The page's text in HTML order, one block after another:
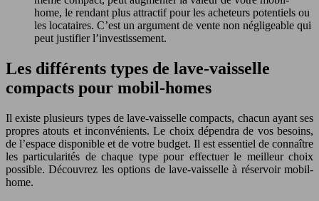
home, le rendant plus attractif pour les acheteurs potentiels ou
les locataires. C’est un argument de vente non négligeable qui
peut justifier l’investissement.
Les différents types de lave-vaisselle
compacts pour mobil-homes
Il existe plusieurs types de lave-vaisselle compacts, chacun ayant ses
propres atouts et inconvénients. Le choix dépendra de vos besoins,
de l’espace disponible et de votre budget. Il est essentiel de connaître
les particularités de chaque type pour effectuer le meilleur choix
possible. Découvrez les options de lave-vaisselle à réservoir mobil-
home.